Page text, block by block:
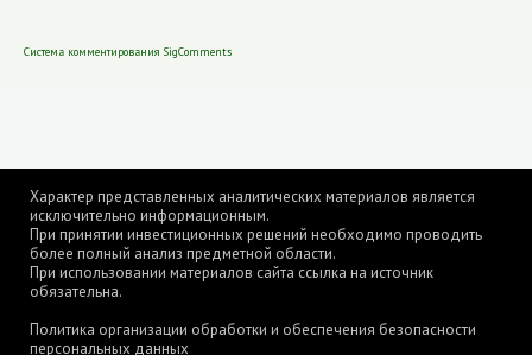
Система комментирования SigComments
Характер представленных аналитических материалов является
исключительно информационным.
При принятии инвестиционных решений необходимо проводить
более полный анализ предметной области.
При использовании материалов сайта ссылка на источник
обязательна.
Политика организации обработки и обеспечения безопасности
персональных данных